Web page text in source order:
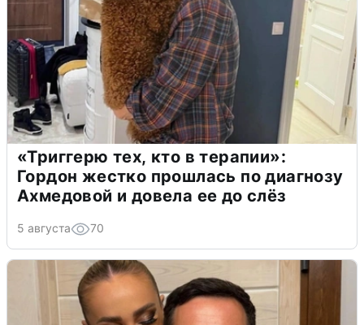
«Триггерю тех, кто в терапии»:
Гордон жестко прошлась по диагнозу
Ахмедовой и довела ее до слёз
5 августа 70